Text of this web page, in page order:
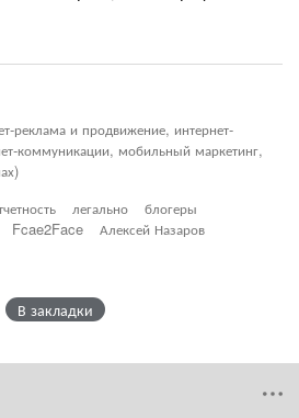
реклама и продвижение, интернет-
коммуникации, мобильный маркетинг,
легально
блогеры
Fcae2Face Алексей Назаров
В закладки